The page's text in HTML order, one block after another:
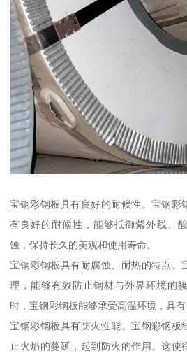
宝钢彩钢板具有良好的耐候性。宝钢彩
有良好的耐候性，能够抵御紫外线、
蚀，保持长久的美观和使用寿命。
宝钢彩钢板具有耐腐蚀、耐热的特点。
理，能够有效防止钢材与外界环境的
时，宝钢彩钢板能够承受高温环境，具有
宝钢彩钢板具有防火性能。宝钢彩钢板
止火焰的蔓延，起到防火的作用。这使